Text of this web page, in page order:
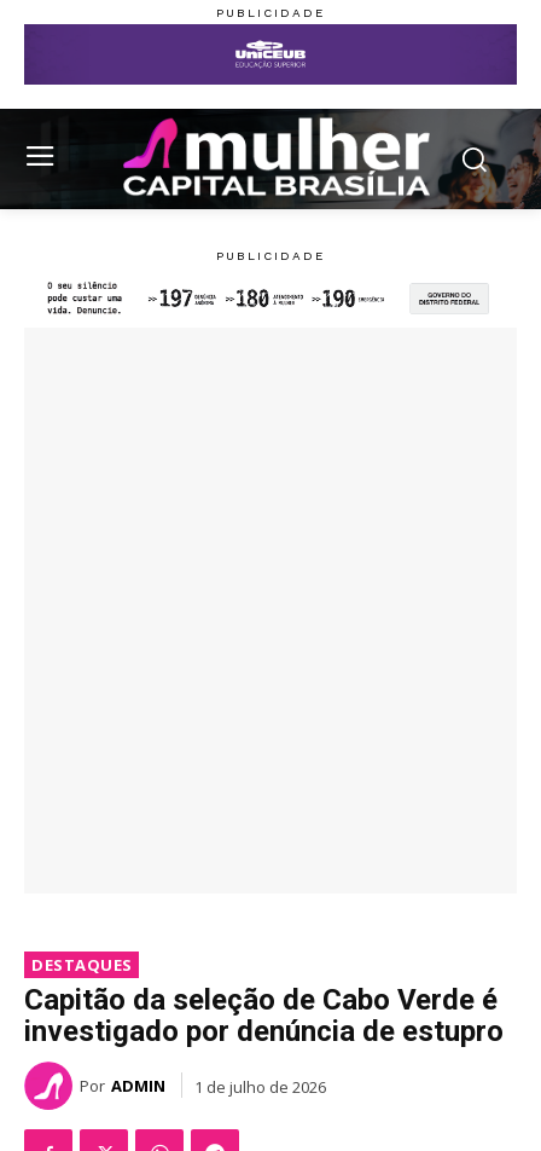
DESTAQUES
Capitão da seleção de Cabo Verde é
investigado por denúncia de estupro
Por ADMIN 1 de julho de 2026